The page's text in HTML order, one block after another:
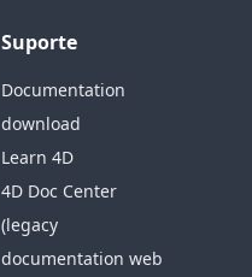
Suporte
Documentation
download
Learn 4D
4D Doc Center
(legacy
documentation web